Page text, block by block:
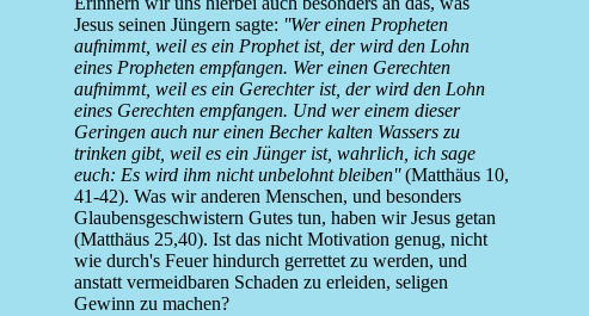
Jesus seinen Jüngern sagte: ''Wer einen Propheten
aufnimmt, weil es ein Prophet ist, der wird den Lohn
eines Propheten empfangen. Wer einen Gerechten
aufnimmt, weil es ein Gerechter ist, der wird den Lohn
eines Gerechten empfangen. Und wer einem dieser
Geringen auch nur einen Becher kalten Wassers zu
trinken gibt, weil es ein Jünger ist, wahrlich, ich sage
euch: Es wird ihm nicht unbelohnt bleiben''(Matthäus 10,
41-42). Was wir anderen Menschen, und besonders
Glaubensgeschwistern Gutes tun, haben wir Jesus getan
(Matthäus 25,40). Ist das nicht Motivation genug, nicht
wie durch's Feuer hindurch gerrettet zu werden, und
anstatt vermeidbaren Schaden zu erleiden, seligen
Gewinn zu machen?